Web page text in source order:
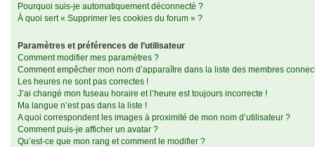
Pourquoi suis-je automatiquement déconnecté ?
À quoi sert « Supprimer les cookies du forum » ?
Paramètres et préférences de l’utilisateur
Comment modifier mes paramètres ?
Comment empêcher mon nom d’apparaître dans la liste des membres
Les heures ne sont pas correctes !
J’ai changé mon fuseau horaire et l’heure est toujours incorrecte !
Ma langue n’est pas dans la liste !
A quoi correspondent les images à proximité de mon nom d’utilisateur ?
Comment puis-je afficher un avatar ?
Qu’est-ce que mon rang et comment le modifier ?